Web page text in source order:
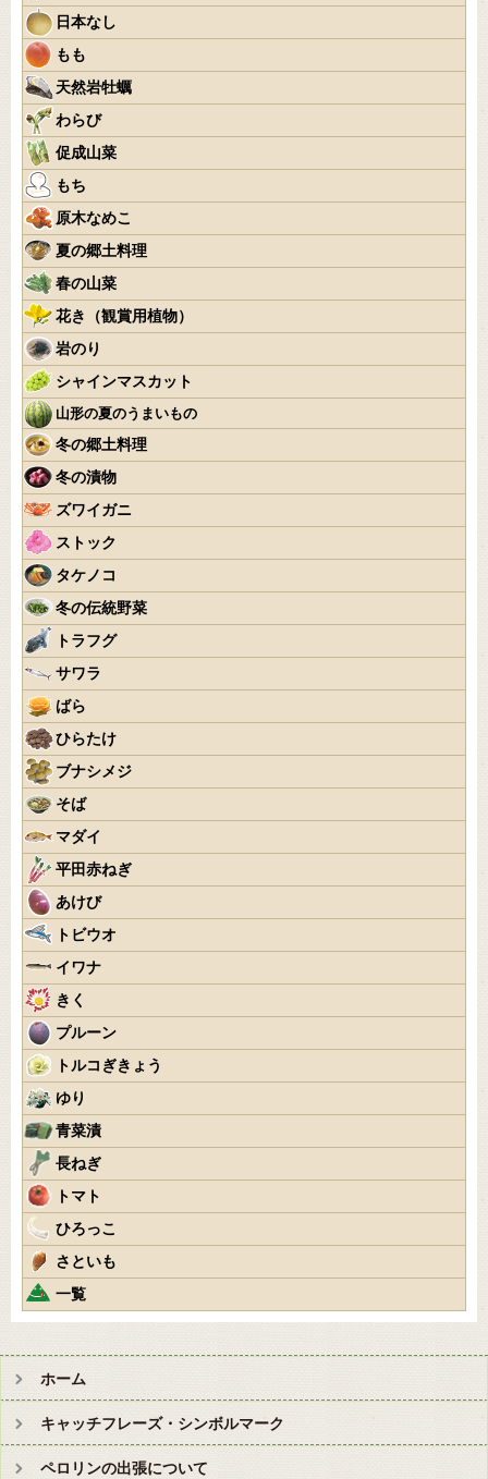
日本なし
もも
天然岩牡蠣
わらび
促成山菜
もち
原木なめこ
夏の郷土料理
春の山菜
花き（観賞用植物）
岩のり
シャインマスカット
山形の夏のうまいもの
冬の郷土料理
冬の漬物
ズワイガニ
ストック
タケノコ
冬の伝統野菜
トラフグ
サワラ
ばら
ひらたけ
ブナシメジ
そば
マダイ
平田赤ねぎ
あけび
トビウオ
イワナ
きく
プルーン
トルコぎきょう
ゆり
青菜漬
長ねぎ
トマト
ひろっこ
さといも
一覧
ホーム
キャッチフレーズ・シンボルマーク
ペロリンの出張について